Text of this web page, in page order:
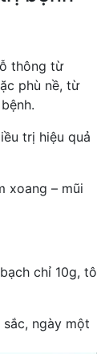
thông từ
phù nề, từ
trị hiệu quả
xoang – mũi
chỉ 10g, tô
ngày một